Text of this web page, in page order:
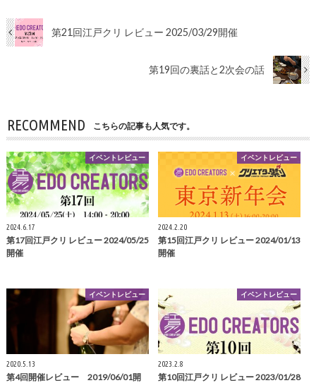
第21回江戸クリ レビュー 2025/03/29開催
第19回の裏話と2次会の話
RECOMMEND こちらの記事も人気です。
イベントレビュー
2024.6.17
第17回江戸クリ レビュー 2024/05/25
開催
イベントレビュー
2024.2.20
第15回江戸クリ レビュー 2024/01/13
開催
イベントレビュー
2020.5.13
第4回開催レビュー 2019/06/01開
イベントレビュー
2023.2.8
第10回江戸クリ レビュー 2023/01/28